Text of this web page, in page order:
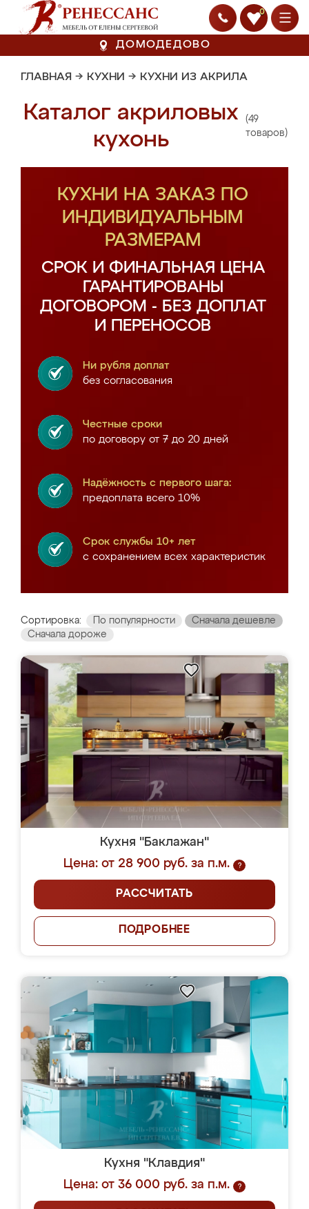
0
ДОМОДЕДОВО
ГЛАВНАЯ → КУХНИ → КУХНИ ИЗ АКРИЛА
Каталог акриловых
кухонь
(49
товаров)
КУХНИ НА ЗАКАЗ ПО
ИНДИВИДУАЛЬНЫМ
РАЗМЕРАМ
СРОК И ФИНАЛЬНАЯ ЦЕНА
ГАРАНТИРОВАНЫ
ДОГОВОРОМ - БЕЗ ДОПЛАТ
И ПЕРЕНОСОВ
Ни рубля доплат
без согласования
Честные сроки
по договору от 7 до 20 дней
Надёжность с первого шага:
предоплата всего 10%
Срок службы 10+ лет
с сохранением всех характеристик
Сортировка: По популярности
Сначала дешевле
Сначала дороже
Кухня "Баклажан"
Цена: от 28 900 руб. за п.м.
?
РАССЧИТАТЬ
ПОДРОБНЕЕ
Кухня "Клавдия"
Цена: от 36 000 руб. за п.м.
?